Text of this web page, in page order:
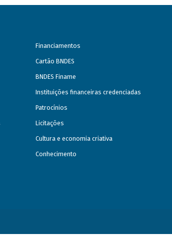
Financiamentos
Cartão BNDES
BNDES Finame
Instituições financeiras credenciadas
Patrocínios
Licitações
Cultura e economia criativa
Conhecimento